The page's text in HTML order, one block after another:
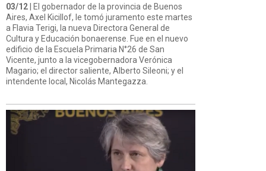
03/12 | El gobernador de la provincia de Buenos
Aires, Axel Kicillof, le tomó juramento este martes
a Flavia Terigi, la nueva Directora General de
Cultura y Educación bonaerense. Fue en el nuevo
edificio de la Escuela Primaria N°26 de San
Vicente, junto a la vicegobernadora Verónica
Magario; el director saliente, Alberto Sileoni; y el
intendente local, Nicolás Mantegazza.